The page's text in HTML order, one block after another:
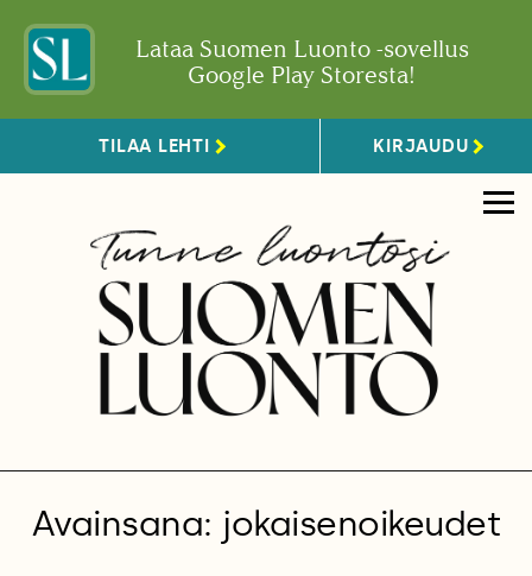
Lataa Suomen Luonto -sovellus
Google Play Storesta!
TILAA LEHTI KIRJAUDU
Avainsana: jokaisenoikeudet